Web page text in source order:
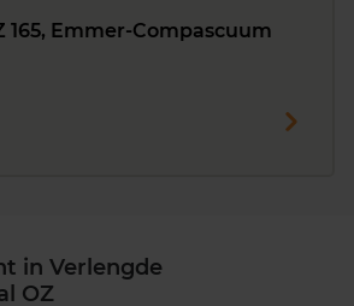
165, Emmer-Compascuum
in Verlengde
OZ